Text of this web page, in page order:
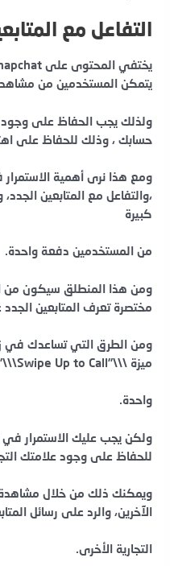
التفاعل مع
يتمكن المستخدمين من
ولذلك يجب الحفاظ على
حسابك ، وذلك للحفاظ على
ومع هذا نرى أهمية
،والتفاعل مع المتابعين
كبيرة
من المستخدمين دفعة واحدة.
ومن هذا المنطلق سيكون من
مختصرة تعرف المتابعين
ومن الطرق التي تساعدك في
ميزة \\\”Swipe Up to Call\\\” ؛ لإمكانية التواصل معك بسحبة
واحدة.
ولكن يجب عليك الاستمرار في
للحفاظ على وجود علامتك
ويمكنك ذلك من خلال مشاهدة
الآخرين، والرد على رسائل
التجارية الأخرى.